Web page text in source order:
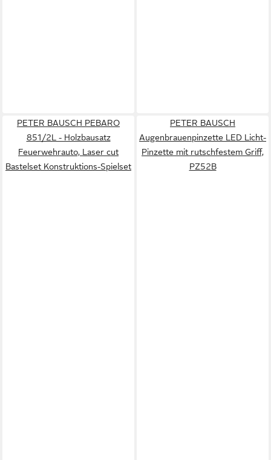
PETER BAUSCH PEBARO
851/2L - Holzbausatz
Feuerwehrauto, Laser cut
Bastelset Konstruktions-Spielset
PETER BAUSCH
Augenbrauenpinzette LED Licht-
Pinzette mit rutschfestem Griff,
PZ52B